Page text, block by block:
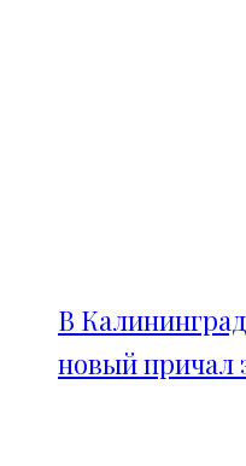
В
новый причал